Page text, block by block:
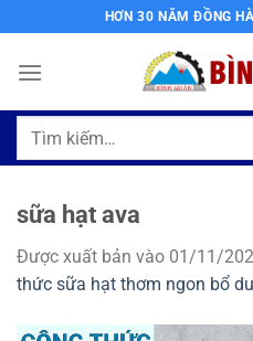
qua
nội
HƠN 30 NĂM ĐỒNG
Tìm
sữa hạt ava
Được xuất bản vào 01/11/
thức sữa hạt thơm ngon bổ